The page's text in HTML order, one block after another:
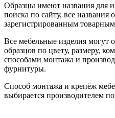
Образцы имеют названия для
поиска по сайту, все названия
зарегистрированным
Все мебельные изделия могут
образцов по цвету, размеру,
способами монтажа и
фурнитуры.
Способ монтажа и крепёж
выбирается производителем